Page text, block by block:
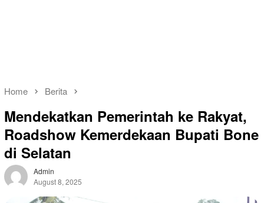
Home Berita
Mendekatkan Pemerintah ke Rakyat,
Roadshow Kemerdekaan Bupati Bone
di Selatan
Admin
August 8, 2025